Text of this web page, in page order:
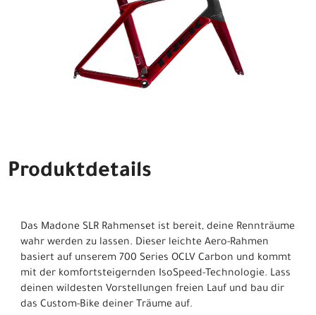
Produktdetails
Das Madone SLR Rahmenset ist bereit, deine Rennträume
wahr werden zu lassen. Dieser leichte Aero-Rahmen
basiert auf unserem 700 Series OCLV Carbon und kommt
mit der komfortsteigernden IsoSpeed-Technologie. Lass
deinen wildesten Vorstellungen freien Lauf und bau dir
das Custom-Bike deiner Träume auf.